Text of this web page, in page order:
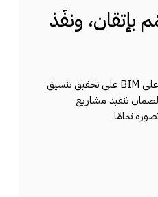
وإدارة تقدیمات
لدى المقاولین في
بإتقان، ونفّذ
يعتمد نهجنا التصميمي القائم على BIM على تحقيق تنسيق
تنفيذ مشاريع
تمامًا.